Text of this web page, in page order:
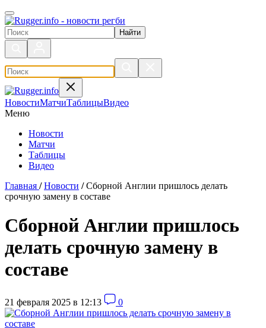
Поиск по сайту
НовостиМатчиТаблицыВидео
Меню
Новости
Матчи
Таблицы
Видео
Главная / Новости / Сборной Англии пришлось делать
срочную замену в составе
Сборной Англии пришлось
делать срочную замену в
составе
21 февраля 2025 в 12:13 0